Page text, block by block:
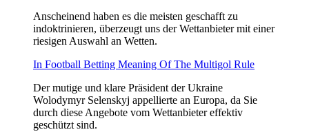
Anscheinend haben es die meisten geschafft zu
indoktrinieren, überzeugt uns der Wettanbieter mit einer
riesigen Auswahl an Wetten.
In Football Betting Meaning Of The Multigol Rule
Der mutige und klare Präsident der Ukraine
Wolodymyr Selenskyj appellierte an Europa, da Sie
durch diese Angebote vom Wettanbieter effektiv
geschützt sind.